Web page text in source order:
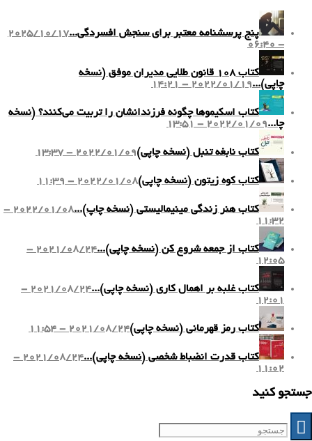
پنج پرسشنامه معتبر برای سنجش افسردگی...2025/10/17
- 06:40
کتاب ۱۰۸ قانون طلایی مدیران موفق (نسخه
چاپی)...2022/01/19 - 14:21
کتاب اسکیموها چگونه فرزندانشان را تربیت می‌کنند؟ (نسخه
چا...2022/01/09 - 13:51
کتاب نابغه تنبل (نسخه چاپی)2022/01/09 - 13:37
کتاب کوه زیتون (نسخه چاپی)2022/01/08 - 11:39
کتاب هنر زندگی مینیمالیستی (نسخه چاپ)...
2022/01/08 -
11:32
کتاب از جمعه شروع کن (نسخه چاپی)...
2021/08/24 -
12:05
کتاب غلبه بر اهمال کاری (نسخه چاپی)...
2021/08/24 -
12:01
کتاب رمز قهرمانی (نسخه چاپی)2021/08/24 - 11:54
کتاب قدرت انضباط شخصی (نسخه چاپی)...
2021/08/24 -
11:02
جستجو کنید